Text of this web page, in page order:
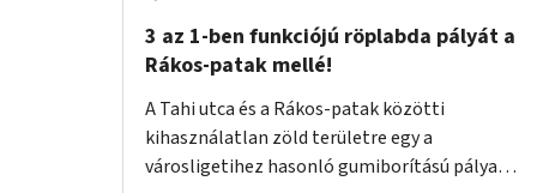
3 az 1-ben funkciójú röplabda pályát a
Rákos-patak mellé!
A Tahi utca és a Rákos-patak közötti
kihasználatlan zöld területre egy a
városligetihez hasonló gumiborítású pálya